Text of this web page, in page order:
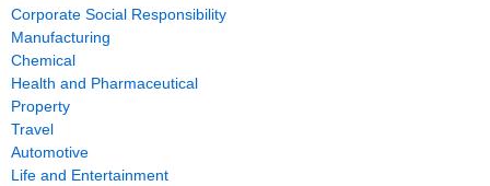
Corporate Social Responsibility
Manufacturing
Chemical
Health and Pharmaceutical
Property
Travel
Automotive
Life and Entertainment